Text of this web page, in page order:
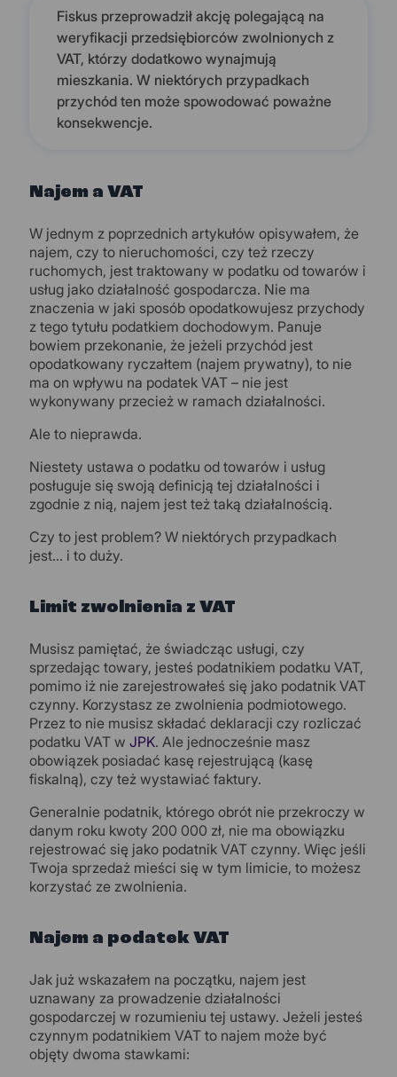
Fiskus przeprowadził akcję polegającą na
weryfikacji przedsiębiorców zwolnionych z
VAT, którzy dodatkowo wynajmują
mieszkania. W niektórych przypadkach
przychód ten może spowodować poważne
konsekwencje.
Najem a VAT
W jednym z poprzednich artykułów opisywałem, że
najem, czy to nieruchomości, czy też rzeczy
ruchomych, jest traktowany w podatku od towarów i
usług jako działalność gospodarcza. Nie ma
znaczenia w jaki sposób opodatkowujesz przychody
z tego tytułu podatkiem dochodowym. Panuje
bowiem przekonanie, że jeżeli przychód jest
opodatkowany ryczałtem (najem prywatny), to nie
ma on wpływu na podatek VAT – nie jest
wykonywany przecież w ramach działalności.
Ale to nieprawda.
Niestety ustawa o podatku od towarów i usług
posługuje się swoją definicją tej działalności i
zgodnie z nią, najem jest też taką działalnością.
Czy to jest problem? W niektórych przypadkach
jest… i to duży.
Limit zwolnienia z VAT
Musisz pamiętać, że świadcząc usługi, czy
sprzedając towary, jesteś podatnikiem podatku VAT,
pomimo iż nie zarejestrowałeś się jako podatnik VAT
czynny. Korzystasz ze zwolnienia podmiotowego.
Przez to nie musisz składać deklaracji czy rozliczać
podatku VAT wJPK. Ale jednocześnie masz
obowiązek posiadać kasę rejestrującą (kasę
fiskalną), czy też wystawiać faktury.
Generalnie podatnik, którego obrót nie przekroczy w
danym roku kwoty 200 000 zł, nie ma obowiązku
rejestrować się jako podatnik VAT czynny. Więc jeśli
Twoja sprzedaż mieści się w tym limicie, to możesz
korzystać ze zwolnienia.
Najem a podatek VAT
Jak już wskazałem na początku, najem jest
uznawany za prowadzenie działalności
gospodarczej w rozumieniu tej ustawy. Jeżeli jesteś
czynnym podatnikiem VAT to najem może być
objęty dwoma stawkami: